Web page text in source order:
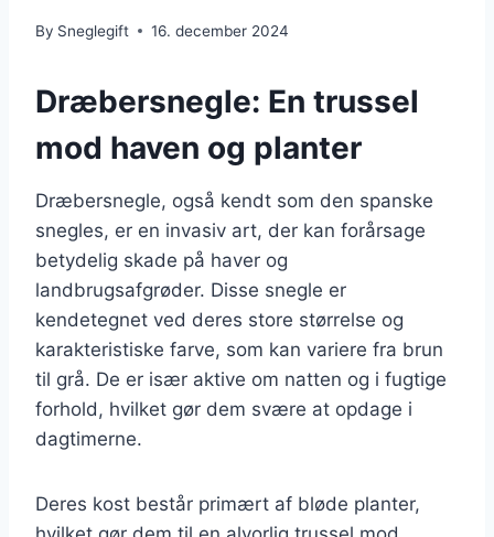
By Sneglegift 16. december 2024
Dræbersnegle: En trussel
mod haven og planter
Dræbersnegle, også kendt som den spanske
snegles, er en invasiv art, der kan forårsage
betydelig skade på haver og
landbrugsafgrøder. Disse snegle er
kendetegnet ved deres store størrelse og
karakteristiske farve, som kan variere fra brun
til grå. De er især aktive om natten og i fugtige
forhold, hvilket gør dem svære at opdage i
dagtimerne.
Deres kost består primært af bløde planter,